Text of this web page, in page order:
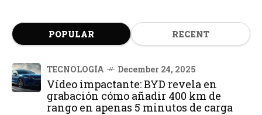
POPULAR RECENT
TECNOLOGÍA December 24, 2025
Vídeo impactante: BYD revela en
grabación cómo añadir 400 km de
rango en apenas 5 minutos de carga